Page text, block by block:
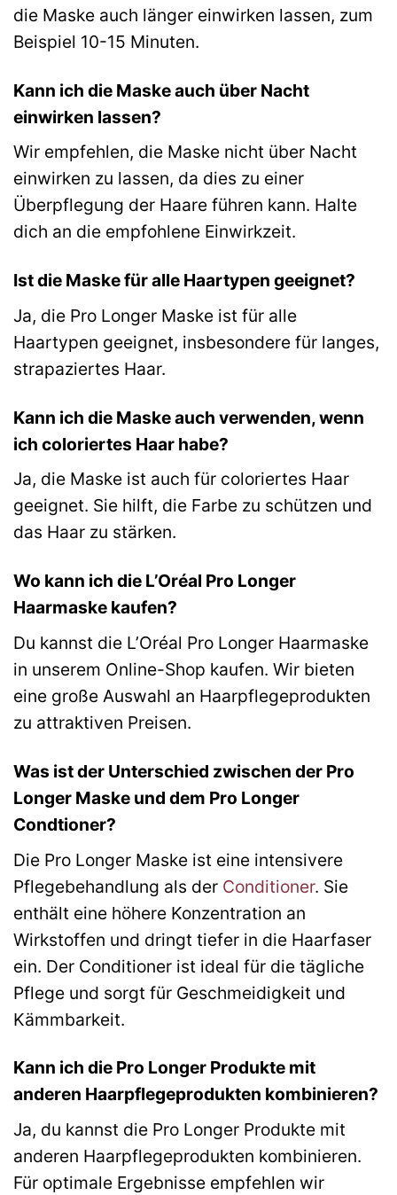
die Maske auch länger einwirken lassen, zum
Beispiel 10-15 Minuten.
Kann ich die Maske auch über Nacht
einwirken lassen?
Wir empfehlen, die Maske nicht über Nacht
einwirken zu lassen, da dies zu einer
Überpflegung der Haare führen kann. Halte
dich an die empfohlene Einwirkzeit.
Ist die Maske für alle Haartypen geeignet?
Ja, die Pro Longer Maske ist für alle
Haartypen geeignet, insbesondere für langes,
strapaziertes Haar.
Kann ich die Maske auch verwenden, wenn
ich coloriertes Haar habe?
Ja, die Maske ist auch für coloriertes Haar
geeignet. Sie hilft, die Farbe zu schützen und
das Haar zu stärken.
Wo kann ich die L’Oréal Pro Longer
Haarmaske kaufen?
Du kannst die L’Oréal Pro Longer Haarmaske
in unserem Online-Shop kaufen. Wir bieten
eine große Auswahl an Haarpflegeprodukten
zu attraktiven Preisen.
Was ist der Unterschied zwischen der Pro
Longer Maske und dem Pro Longer
Condtioner?
Die Pro Longer Maske ist eine intensivere
Pflegebehandlung als der Conditioner. Sie
enthält eine höhere Konzentration an
Wirkstoffen und dringt tiefer in die Haarfaser
ein. Der Conditioner ist ideal für die tägliche
Pflege und sorgt für Geschmeidigkeit und
Kämmbarkeit.
Kann ich die Pro Longer Produkte mit
anderen Haarpflegeprodukten kombinieren?
Ja, du kannst die Pro Longer Produkte mit
anderen Haarpflegeprodukten kombinieren.
Für optimale Ergebnisse empfehlen wir